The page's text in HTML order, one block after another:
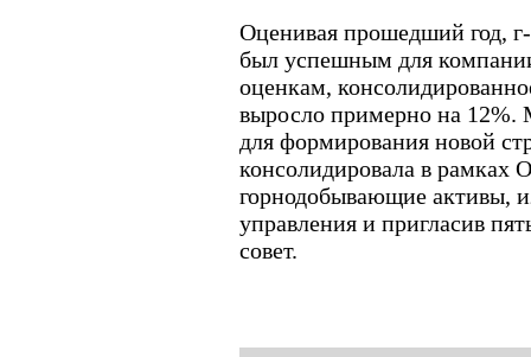
Оценивая прошедший год,
был успешным для
оценкам,
выросло примерно на
для формирования новой
консолидировала в рамках
горнодобывающие активы,
управления и пригласив
совет.